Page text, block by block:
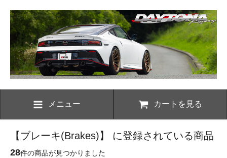
メニュー カートを見る
【ブレーキ(Brakes)】 に登録されている商品
28件の商品が見つかりました